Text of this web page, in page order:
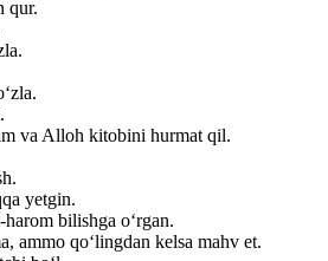
qur.
va Alloh kitobini hurmat qil.
yetgin.
bilishga o‘rgan.
ammo qo‘lingdan kelsa mahv et.